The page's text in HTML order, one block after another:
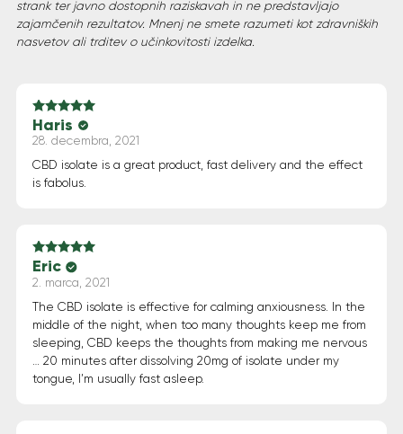
strank ter javno dostopnih raziskavah in ne predstavljajo
zajamčenih rezultatov. Mnenj ne smete razumeti kot zdravniških
nasvetov ali trditev o učinkovitosti izdelka.
Ocenjeno5od 5
Haris
28. decembra, 2021
CBD isolate is a great product, fast delivery and the effect
is fabolus.
Ocenjeno 5od 5
Eric
2. marca, 2021
The CBD isolate is effective for calming anxiousness. In the
middle of the night, when too many thoughts keep me from
sleeping, CBD keeps the thoughts from making me nervous
… 20 minutes after dissolving 20mg of isolate under my
tongue, I’m usually fast asleep.